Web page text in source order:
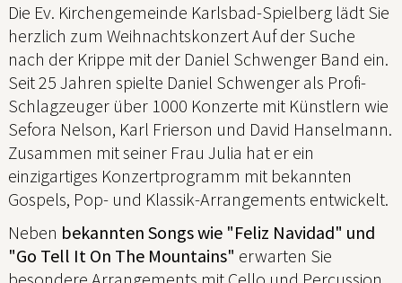
Die Ev. Kirchengemeinde Karlsbad-Spielberg lädt Sie
herzlich zum Weihnachtskonzert Auf der Suche
nach der Krippe mit der Daniel Schwenger Band ein.
Seit 25 Jahren spielte Daniel Schwenger als Profi-
Schlagzeuger über 1000 Konzerte mit Künstlern wie
Sefora Nelson, Karl Frierson und David Hanselmann.
Zusammen mit seiner Frau Julia hat er ein
einzigartiges Konzertprogramm mit bekannten
Gospels, Pop- und Klassik-Arrangements entwickelt.
Neben bekannten Songs wie "Feliz Navidad" und
"Go Tell It On The Mountains" erwarten Sie